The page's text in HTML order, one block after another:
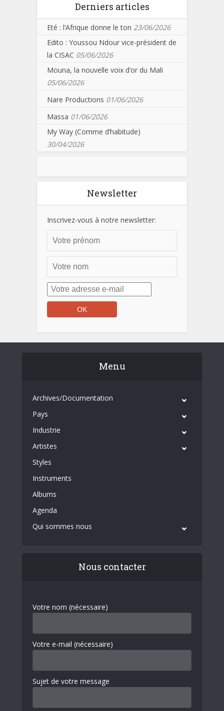
Derniers articles
Eté : l’Afrique donne le ton 23/06/2026
Edito : Youssou Ndour vice-président de
la CISAC 05/06/2026
Mouna, la nouvelle voix d’or du Mali
05/06/2026
Nare Productions 01/06/2026
Massa 01/06/2026
My Way (Comme d’habitude)
30/04/2026
Newsletter
Inscrivez-vous à notre newsletter:
Menu
Archives/Documentation
Pays
Industrie
Artistes
Styles
Instruments
Albums
Agenda
Qui sommes nous
Nous contacter
Votre nom (nécessaire)
Votre e-mail (nécessaire)
Sujet de votre message